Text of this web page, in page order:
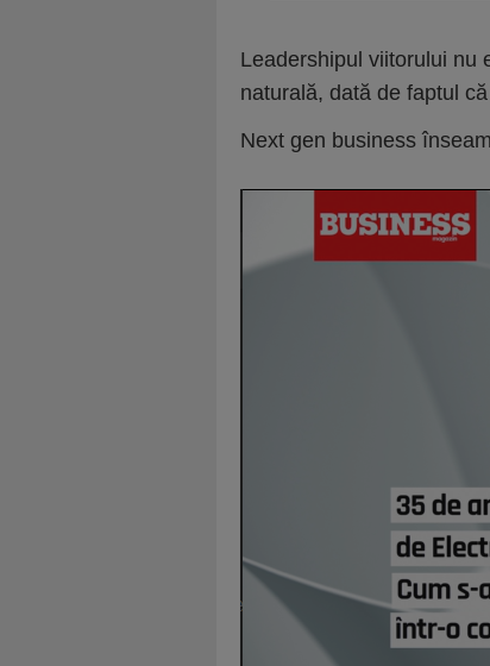
Leadershipul viitorului nu
naturală, dată de faptul
Next gen business